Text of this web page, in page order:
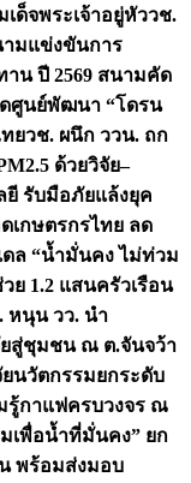
ด็จพระเจ้าอยู่หัววช.
ามแข่งขันการ
น ปี 2569 สนามคัด
ศูนย์พัฒนา “โดรน
ยวช. ผนึก ววน. ถก
ด้วยวิจัย–
ยี รับมือภัยแล้งยุค
เกษตรกรไทย ลด
ดล “น้ำมั่นคง ไม่ท่วม
ย 1.2 แสนครัวเรือน
หนุน วว. นำ
สู่ชุมชน ณ ต.จันจว้า
นวัตกรรมยกระดับ
รู้กาแฟครบวงจร ณ
เพื่อน้ำที่มั่นคง” ยก
พร้อมส่งมอบ